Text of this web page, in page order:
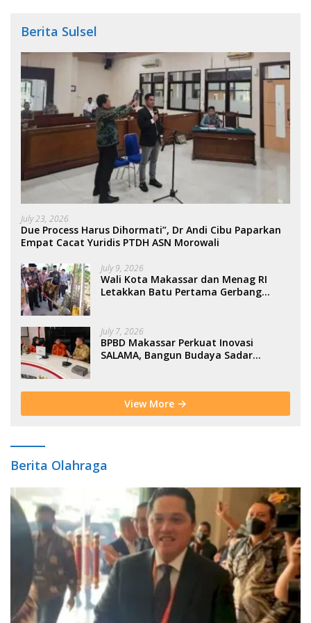
Berita Sulsel
July 23, 2026
Due Process Harus Dihormati”, Dr Andi Cibu Paparkan
Empat Cacat Yuridis PTDH ASN Morowali
July 9, 2026
Wali Kota Makassar dan Menag RI
Letakkan Batu Pertama Gerbang
July 7, 2026
BPBD Makassar Perkuat Inovasi
SALAMA, Bangun Budaya Sadar
View More
Berita Olahraga